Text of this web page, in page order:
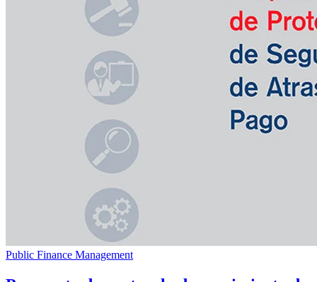
Public Finance Management